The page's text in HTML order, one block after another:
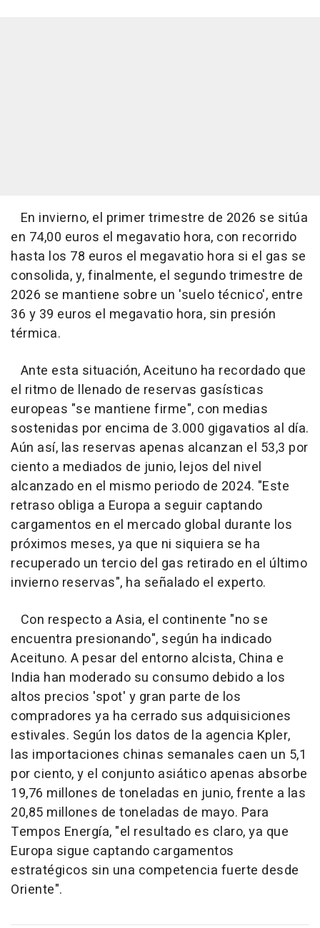
En invierno, el primer trimestre de 2026 se sitúa
en 74,00 euros el megavatio hora, con recorrido
hasta los 78 euros el megavatio hora si el gas se
consolida, y, finalmente, el segundo trimestre de
2026 se mantiene sobre un 'suelo técnico', entre
36 y 39 euros el megavatio hora, sin presión
térmica.
Ante esta situación, Aceituno ha recordado que
el ritmo de llenado de reservas gasísticas
europeas "se mantiene firme", con medias
sostenidas por encima de 3.000 gigavatios al día.
Aún así, las reservas apenas alcanzan el 53,3 por
ciento a mediados de junio, lejos del nivel
alcanzado en el mismo periodo de 2024. "Este
retraso obliga a Europa a seguir captando
cargamentos en el mercado global durante los
próximos meses, ya que ni siquiera se ha
recuperado un tercio del gas retirado en el último
invierno reservas", ha señalado el experto.
Con respecto a Asia, el continente "no se
encuentra presionando", según ha indicado
Aceituno. A pesar del entorno alcista, China e
India han moderado su consumo debido a los
altos precios 'spot' y gran parte de los
compradores ya ha cerrado sus adquisiciones
estivales. Según los datos de la agencia Kpler,
las importaciones chinas semanales caen un 5,1
por ciento, y el conjunto asiático apenas absorbe
19,76 millones de toneladas en junio, frente a las
20,85 millones de toneladas de mayo. Para
Tempos Energía, "el resultado es claro, ya que
Europa sigue captando cargamentos
estratégicos sin una competencia fuerte desde
Oriente".